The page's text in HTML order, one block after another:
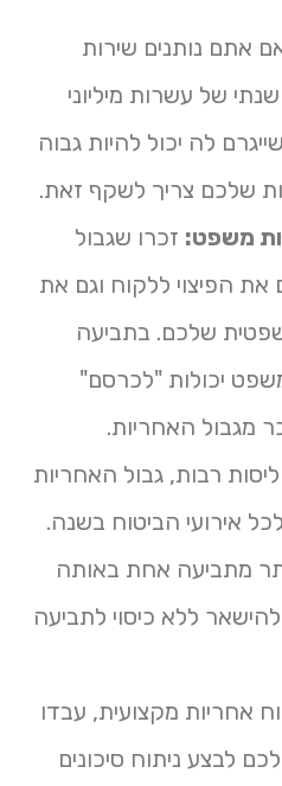
אתם נותנים שירות
של עשרות מיליוני
לה יכול להיות גבוה
שלכם צריך לשקף זאת.
משפט: זכרו שגבול
הפיצוי ללקוח וגם את
שלכם. בתביעה
יכולות "לכרסם"
מגבול האחריות.
רבות, גבול האחריות
אירועי הביטוח בשנה.
מתביעה אחת באותה
ללא כיסוי לתביעה
אחריות מקצועית, עבדו
לבצע ניתוח סיכונים